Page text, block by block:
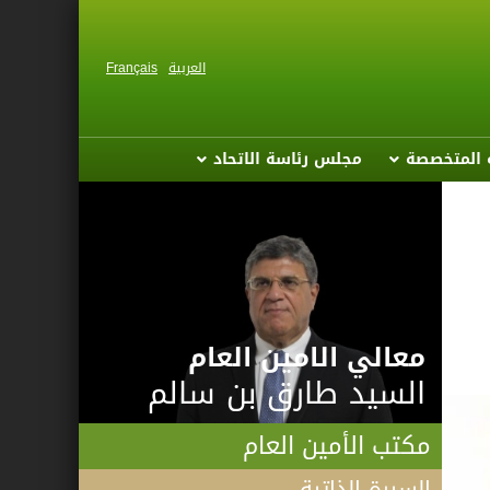
العربية Français
المتخصصة مجلس رئاسة الاتحاد
معالي الامين العام
السيد طارق بن سالم
مكتب الأمين العام